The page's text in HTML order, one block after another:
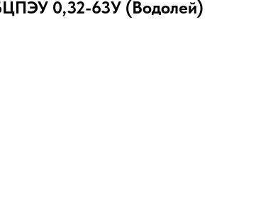
0,32-63У (Водолей)